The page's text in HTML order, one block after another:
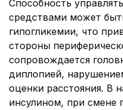
Способность
средствами может
гипогликемии, что
стороны
сопровождается
диплопией,
оценки расстояния. В
инсулином, при смене